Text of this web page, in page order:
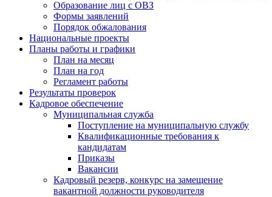
Образование лиц с ОВЗ
Формы заявлений
Порядок обжалования
Национальные проекты
Планы работы и графики
План на месяц
План на год
Регламент работы
Результаты проверок
Кадровое обеспечение
Муниципальная служба
Поступление на муниципальную службу
Квалификационные требования к
кандидатам
Приказы
Вакансии
Кадровый резерв, конкурс на замещение
вакантной должности руководителя